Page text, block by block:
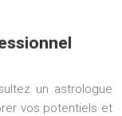
un astrologue
vos potentiels et